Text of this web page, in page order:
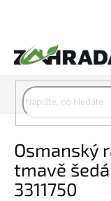
Osmanský
tmavě
3311750